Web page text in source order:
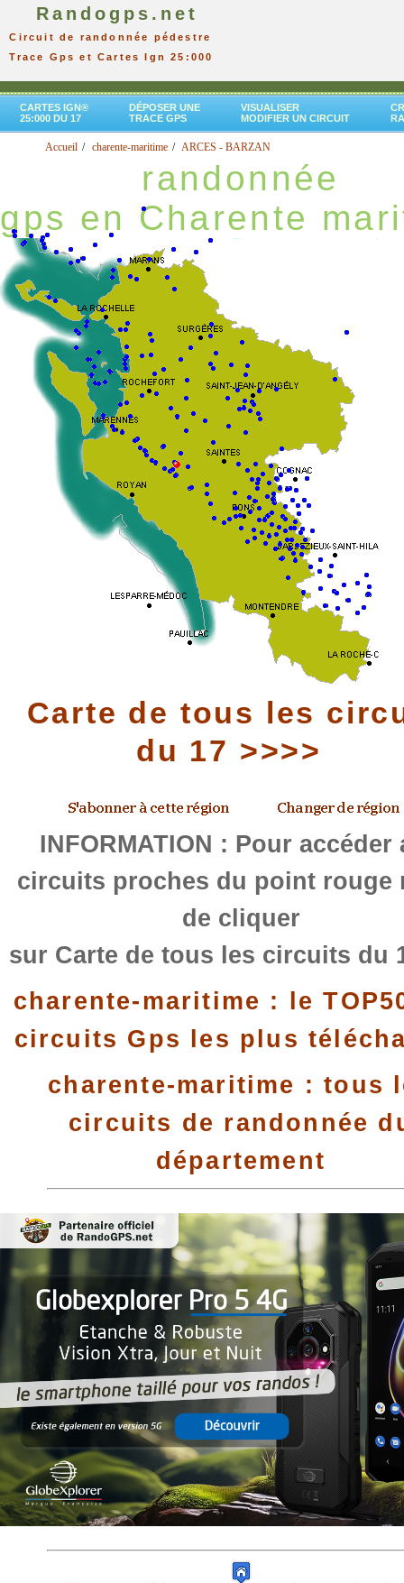
Randogps.net
Circuit de randonnée pédestre
Trace Gps et Cartes Ign 25:000
CARTES IGN®
25:000 DU 17
DÉPOSER UNE
TRACE GPS
VISUALISER
MODIFIER UN CIRCUIT
Accueil charente-maritime ARCES - BARZAN
randonnée
gps en Charente
Carte de tous les
du 17 >>>>
INFORMATION : Pour accéder
circuits proches du point rouge
de cliquer
sur Carte de tous les circuits du
charente-maritime : le
circuits Gps les plus
charente-maritime : tous
circuits de randonnée
département